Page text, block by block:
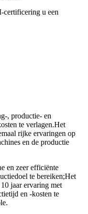
certificering u een
, productie- en
te verlagen.Het
rijke ervaringen op
en de productie
en zeer efficiënte
te bereiken;Het
jaar ervaring met
en -kosten te